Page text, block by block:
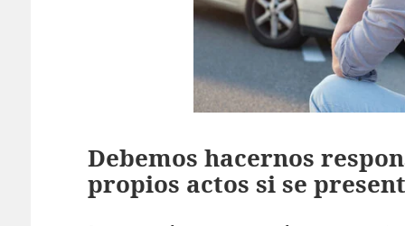
Debemos hacernos
propios actos si se